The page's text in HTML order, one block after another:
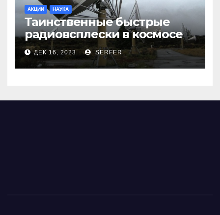
АКЦИИ НАУКА
Таинственные быстрые
радиовсплески в космосе
сделались все более
странными
ДЕК 16, 2023 SERFER